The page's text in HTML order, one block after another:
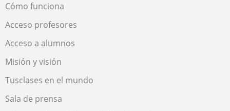
Cómo funciona
Acceso profesores
Acceso a alumnos
Misión y visión
Tusclases en el mundo
Sala de prensa